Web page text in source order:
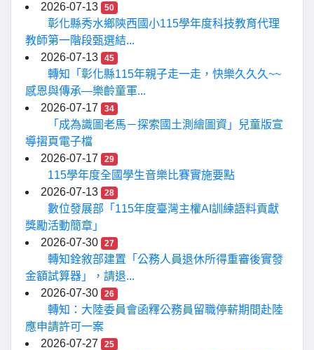
2026-07-13 50
彰化縣秀水鄉陝西國小115學年度科技教育代理
教師第一階段甄選結...
2026-07-13
45
轉知「彰化縣115年親子走一走，快樂久久久~~
感恩與傳承—樂齡童軍...
2026-07-17
34
「成為識圖老馬－探索國土測繪圖資」兒童版宣
導摺頁電子檔
2026-07-17
29
115學年度全國學生音樂比賽實施要點
2026-07-13
28
數位發展部「115年度臺灣主權AI訓練語料貢獻
獎勵活動簡章」
2026-07-30
27
轉知銓敘部建置「公務人員退休所得重審後實發
金額試算器」，請退...
2026-07-30
26
轉知：大陸委員會函釋公務員留職停薪期間赴陸
應申請許可一案
2026-07-27
25